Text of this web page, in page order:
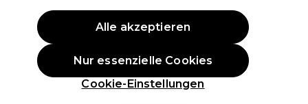
ANGEBOT
Cookie-Einstellungen
Nur essenzielle Cookies
Alle akzeptieren